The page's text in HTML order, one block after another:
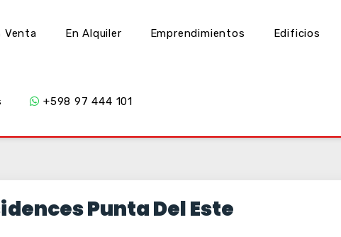
Venta En Alquiler Emprendimientos Edificios
+598 97 444 101
Punta Del Este